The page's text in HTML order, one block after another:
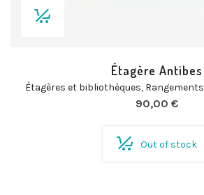
Étagère Antibes
Étagères et bibliothèques, Rangements
90,00 €
Out of stock